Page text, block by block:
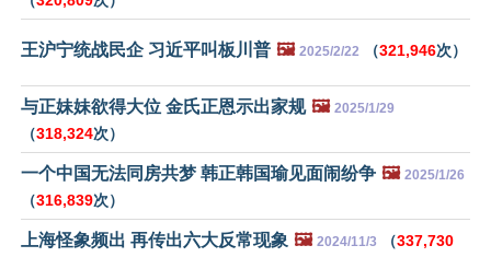
王沪宁统战民企 习近平叫板川普 🖼️ 2025/2/22 （321,946次）
与正妹妹欲得大位 金氏正恩示出家规 🖼️ 2025/1/29
（318,324次）
一个中国无法同房共梦 韩正韩国瑜见面闹纷争 🖼️ 2025/1/26
（316,839次）
上海怪象频出 再传出六大反常现象 🖼️ 2024/11/3 （337,730